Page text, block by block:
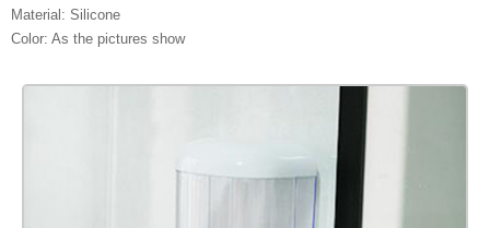
Material: Silicone
Color: As the pictures show